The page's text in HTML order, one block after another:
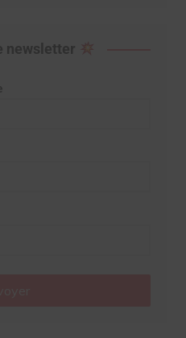
newsletter